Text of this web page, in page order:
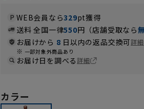
WEB会員なら329pt獲得
送料 全国一律550円（店舗受取なら
お届けから 8 日以内の返品交換可詳細
一部対象外商品あり
お届け日を調べる詳細
カラー